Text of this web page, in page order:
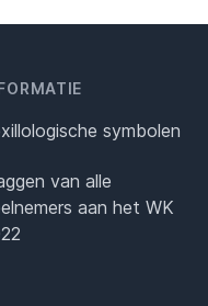
symbolen
van alle
aan het WK